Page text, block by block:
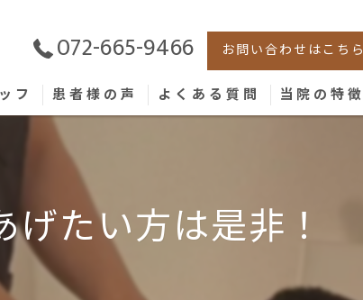
072-665-9466 お問い合わせはこちら
フ 患者様の声 よくある質問 当院の特徴
肩こり
膝
たい方は是非！